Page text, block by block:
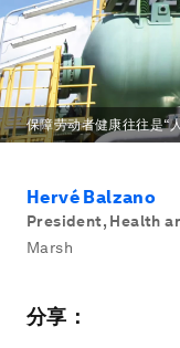
保障劳动者健康往往是“
Hervé Balzano
President, Health
Marsh
分享：